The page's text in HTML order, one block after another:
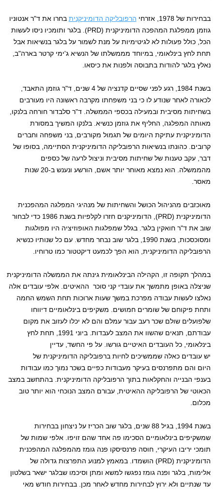
בבחירות של 1978, אזרחי הרפובליקה הדומיניקנית בחרו את ד"ר אנטוניו
גוזמן ממפלגת המהפכה הדומיניקנית (PRD). בלגר ותומכיו ניסו לעשות
הכל, כולל פעולות לא לגיטימיות על מנת לשמור על בלגר בנשיאות אבל
תחת לחץ בינלאומי, במיוחד מממשלתו של הנשיא ג'ימי קרטר בארה"ב,
נאלץ בלגר להודות בתבוסה ולפנות את כיסאו.
בשנת 1984, רגע לפני שסיים קדנציה של 4 שנים, ד"ר גוזמן התאבד,
לכאורה לאחר שנודע לו כי בני משפחתו מקרבה ראשונה היו מעורבים
בשחיתות מסיבית ובמעילה בכספי הממשלה. ד"ר סלבדור חורחה בלנקו,
מאותה המפלגה, החליף את גוזמן כנשיא. בלנקו המשיך במסורת
הדומיניקנית עתיקת היומים של תגמול מקורבים, בני משפחה וחברים
קרובים. כהונתו בנשיאות הרפובליקה הדומיניקנית הסתיימה, בסופו של
דבר, עקב טענות של שחיתות מסיבית וניצול לרעה של כספים
מהממשלה. הוא נמצא מאוחר יותר אשם, הורשע ונענש ב-20 שנות
מאסר.
מאוכזבים מהניהול הכושל והשחיתות של מנהיגי המפלגה המהפכנית
הדומיניקנית (PRD), הדומיניקנים חזרו לקלפיות בשנת 1986 כדי לבחור
שוב את ד"ר חואקין בלגר. בגלל שמפלגות האופוזיציה היו מפולגות
ומסוכסכות, בשנת 1990, בלגר שוב נבחר מחדש. עם כל שנותיו כנשיא
הרפובליקה הדומיניקנית, הוא הפך לכמעט דיקטטור כמו טרוחיו.
במהלך תקופה זו, הקהילה הבינלאומית גינתה את הממשלה הדומיניקנית
שניצלה באופן מתמשך את עובדי קני סוכר ההאיטים. אלפי עובדים אלה
נאלצו לעשות עבודה מפרכת במשך שעות ארוכות תחת השמש החמה
ותחת פיקוחם של שומרים חמושים. משקיפים בינלאומיים דיווחו
שלפועלים שולם שכר רעב עבור עמלם והם לא יכלו לעזוב את מקום
עבודתם, תנאים שהשוו את המצב לעבדות. ביוני 1991, תחת לחץ
בינלאומי, כל העובדים האיטיים גורשו. על פי החשד, עדיין
יש עובדים כאלה שממשיכים לחיות ברפובליקה הדומיניקנית של
היום והם מתפרנסים בעיקר מעבודות כפיים בשכר נמוך כמו עבודות
בענפי הבנייה והחקלאות בתוך הרפובליקה הדומיניקנית. בהתחשב במצב
הכאוטי של הרפובליקה ההאיטית, עבורם המצב הנוכחי הוא יותר טוב
מכלום.
בשנת 1994, בגיל 88 שנים, בלגר שוב הכריז על ניצחון בבחירות
שמשקיפים בינלאומיים הסכימו פה אחד שהם זויפו. אלפי שמות של
תומכי יריבו העיקרי, חוסה פרנסיסקו פנה גומז מהמפלגה המהפכנית
הדומיניקנית (PRD) הושמדו. במאמץ למנוע התפרצות גדולה של
אלימות, בלגר ופנה גומז נפגשו למשא ומתן וסיכמו שבלגר ישאר בשלטון
עד שנתיים ולא ירוץ לבחירות מחדש לאחר מכן. בבחירות חודש מאי